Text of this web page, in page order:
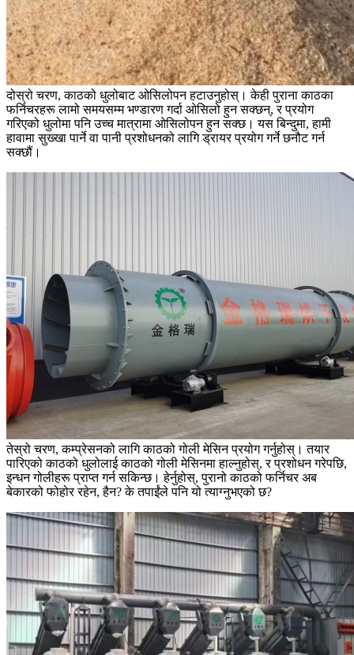
दोस्रो चरण, काठको धुलोबाट ओसिलोपन हटाउनुहोस्। केही पुराना काठका
फर्निचरहरू लामो समयसम्म भण्डारण गर्दा ओसिलो हुन सक्छन्, र प्रयोग
गरिएको धुलोमा पनि उच्च मात्रामा ओसिलोपन हुन सक्छ। यस बिन्दुमा, हामी
हावामा सुख्खा पार्ने वा पानी प्रशोधनको लागि ड्रायर प्रयोग गर्ने छनौट गर्न
सक्छौं।
तेस्रो चरण, कम्प्रेसनको लागि काठको गोली मेसिन प्रयोग गर्नुहोस्। तयार
पारिएको काठको धुलोलाई काठको गोली मेसिनमा हाल्नुहोस्, र प्रशोधन गरेपछि,
इन्धन गोलीहरू प्राप्त गर्न सकिन्छ। हेर्नुहोस्, पुरानो काठको फर्निचर अब
बेकारको फोहोर रहेन, हैन? के तपाईंले पनि यो त्याग्नुभएको छ?